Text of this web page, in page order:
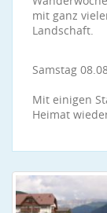
mit ganz
Landschaft.
Samstag
Mit einigen
Heimat